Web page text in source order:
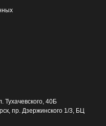
Тухачевского, 40Б
пр. Дзержинского 1/3, БЦ